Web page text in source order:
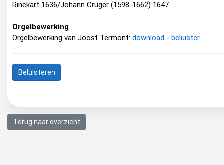
Rinckart 1636/Johann Crüger (1598-1662) 1647
Orgelbewerking
Orgelbewerking van Joost Termont: download - beluister
Beluisteren
Terug naar overzicht